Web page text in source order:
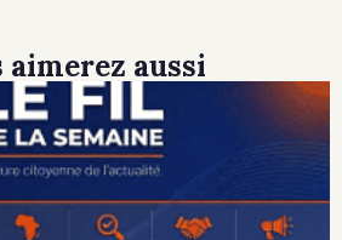
aimerez aussi